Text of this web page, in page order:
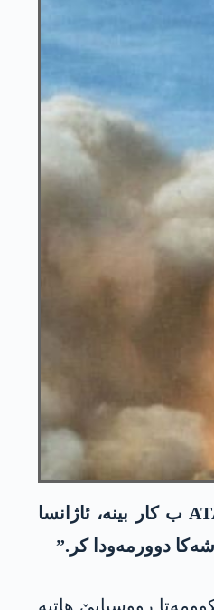
پشتی کو بەرپرسێن ئامەریکایێ پشتراست کر کو سەرۆکێ ئامەریکایێ جۆ بایدن دەستھلات دایە ئوکراینایێ کو مۆشەکێن ATACMS ب کار بینە، ئاژانسا
دوورمەودا کر.”
رووسیایێ ھاتیە